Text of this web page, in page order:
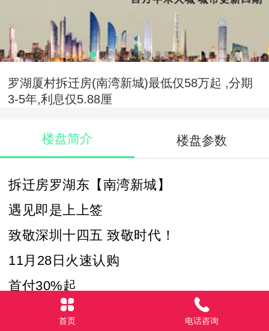
罗湖厦村拆迁房(南湾新城)最低仅58万起 ,分期
3-5年,利息仅5.88厘
楼盘简介 楼盘参数
拆迁房罗湖东【南湾新城】
遇见即是上上签
致敬深圳十四五 致敬时代！
11月28日火速认购
首付30%起
分期3-5年，利息仅5.88厘，无条件免手续
首页 电话咨询